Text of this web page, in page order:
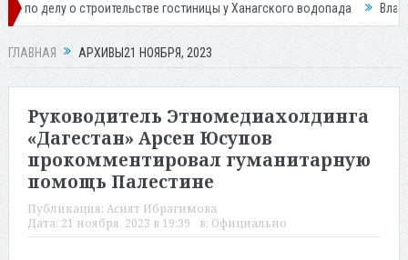
гостиницы у Ханагского водопада Власти Махачкалы
ГЛАВНАЯ АРХИВЫ21 НОЯБРЯ, 2023
Руководитель Этномедиахолдинга
«Дагестан» Арсен Юсупов
прокомментировал гуманитарную
помощь Палестине
Публикация: Асият Ибрагимова
Дата: 21 ноября, 2023 в 19:39 в: Официально